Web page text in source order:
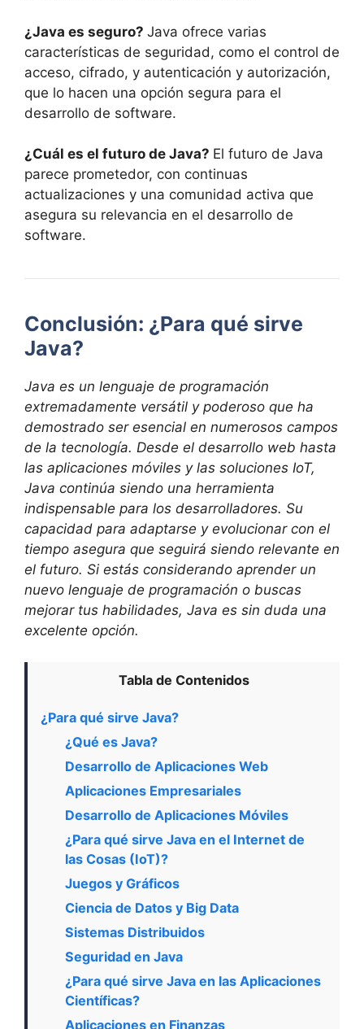
¿Java es seguro? Java ofrece varias
características de seguridad, como el control de
acceso, cifrado, y autenticación y autorización,
que lo hacen una opción segura para el
desarrollo de software.
¿Cuál es el futuro de Java? El futuro de Java
parece prometedor, con continuas
actualizaciones y una comunidad activa que
asegura su relevancia en el desarrollo de
software.
Conclusión: ¿Para qué sirve
Java?
Java es un lenguaje de programación
extremadamente versátil y poderoso que ha
demostrado ser esencial en numerosos campos
de la tecnología. Desde el desarrollo web hasta
las aplicaciones móviles y las soluciones IoT,
Java continúa siendo una herramienta
indispensable para los desarrolladores. Su
capacidad para adaptarse y evolucionar con el
tiempo asegura que seguirá siendo relevante en
el futuro. Si estás considerando aprender un
nuevo lenguaje de programación o buscas
mejorar tus habilidades, Java es sin duda una
excelente opción.
Tabla de Contenidos
¿Para qué sirve Java?
¿Qué es Java?
Desarrollo de Aplicaciones Web
Aplicaciones Empresariales
Desarrollo de Aplicaciones Móviles
¿Para qué sirve Java en el Internet de
las Cosas (IoT)?
Juegos y Gráficos
Ciencia de Datos y Big Data
Sistemas Distribuidos
Seguridad en Java
¿Para qué sirve Java en las Aplicaciones
Científicas?
Aplicaciones en Finanzas